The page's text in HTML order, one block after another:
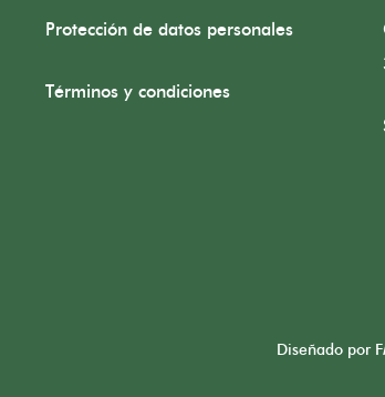
Protección de datos personales
Términos y condiciones
Diseñado por